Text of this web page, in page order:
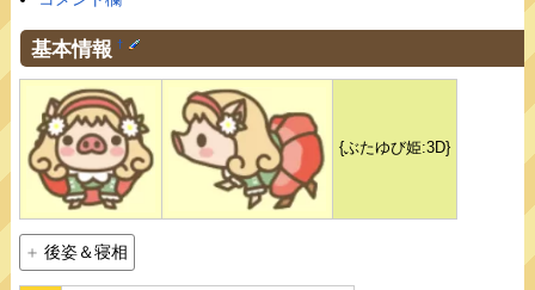
基本情報 †
{ぶたゆび姫:3D}
後姿＆寝相